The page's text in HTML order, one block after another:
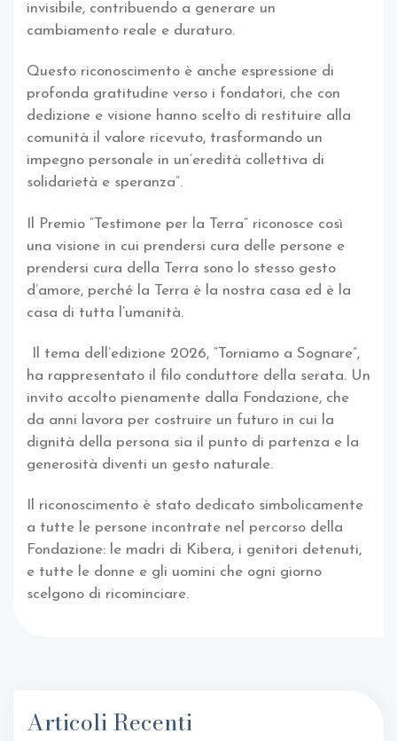
invisibile, contribuendo a generare un
cambiamento reale e duraturo.
Questo riconoscimento è anche espressione di
profonda gratitudine verso i fondatori, che con
dedizione e visione hanno scelto di restituire alla
comunità il valore ricevuto, trasformando un
impegno personale in un’eredità collettiva di
solidarietà e speranza”.
Il Premio “Testimone per la Terra” riconosce così
una visione in cui prendersi cura delle persone e
prendersi cura della Terra sono lo stesso gesto
d’amore, perché la Terra è la nostra casa ed è la
casa di tutta l’umanità.
Il tema dell’edizione 2026, “Torniamo a Sognare”,
ha rappresentato il filo conduttore della serata. Un
invito accolto pienamente dalla Fondazione, che
da anni lavora per costruire un futuro in cui la
dignità della persona sia il punto di partenza e la
generosità diventi un gesto naturale.
Il riconoscimento è stato dedicato simbolicamente
a tutte le persone incontrate nel percorso della
Fondazione: le madri di Kibera, i genitori detenuti,
e tutte le donne e gli uomini che ogni giorno
scelgono di ricominciare.
Articoli Recenti